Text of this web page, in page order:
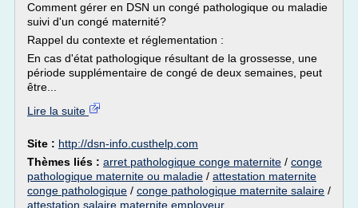
Comment gérer en DSN un congé pathologique ou maladie
suivi d'un congé maternité?
Rappel du contexte et réglementation :
En cas d'état pathologique résultant de la grossesse, une
période supplémentaire de congé de deux semaines, peut
être...
Lire la suite
Site : http://dsn-info.custhelp.com
Thèmes liés : arret pathologique conge maternite / conge
pathologique maternite ou maladie / attestation maternite
conge pathologique / conge pathologique maternite salaire /
attestation salaire maternite employeur